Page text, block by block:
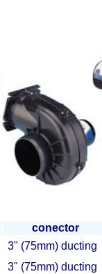
conector
3" (75mm) ducting
3" (75mm) ducting